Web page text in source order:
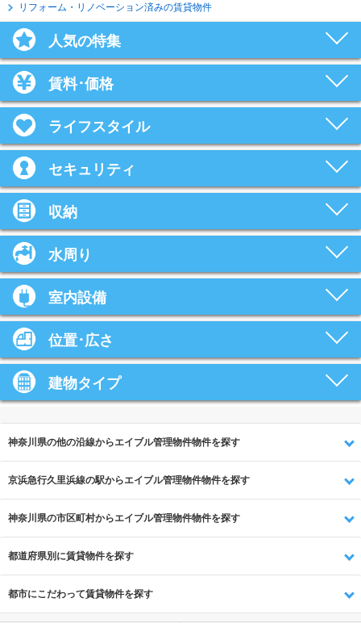
リフォーム・リノベーション済みの賃貸物件
人気の特集
賃料･価格
ライフスタイル
セキュリティ
収納
水周り
室内設備
位置･広さ
建物タイプ
神奈川県の他の沿線からエイブル管理物件物件を探す
京浜急行久里浜線の駅からエイブル管理物件物件を探す
神奈川県の市区町村からエイブル管理物件物件を探す
都道府県別に賃貸物件を探す
都市にこだわって賃貸物件を探す